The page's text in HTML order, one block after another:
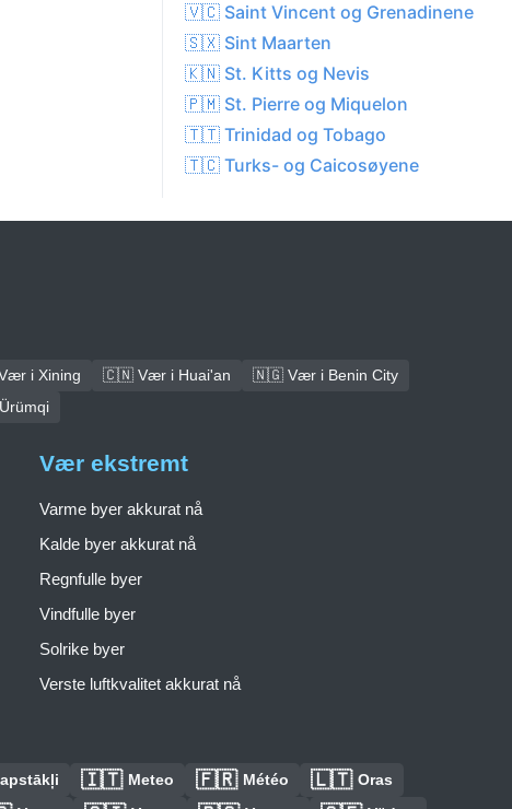
🇻🇨 Saint Vincent og Grenadinene
🇸🇽 Sint Maarten
🇰🇳 St. Kitts og Nevis
🇵🇲 St. Pierre og Miquelon
🇹🇹 Trinidad og Tobago
🇹🇨 Turks- og Caicosøyene
i Xining 🇨🇳 Vær i Huai'an
🇳🇬 Vær i Benin City
Vær ekstremt
Varme byer akkurat nå
Kalde byer akkurat nå
Regnfulle byer
Vindfulle byer
Solrike byer
Verste luftkvalitet akkurat nå
🇮🇹 Meteo 🇫🇷 Météo 🇱🇹 Oras